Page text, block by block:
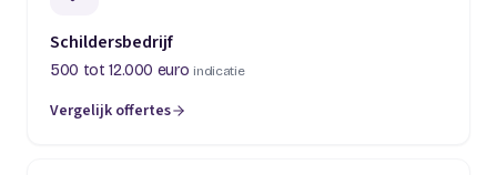
Schildersbedrijf
500 tot 12.000 euro indicatie
Vergelijk offertes
(opent in een nieuw tabblad)